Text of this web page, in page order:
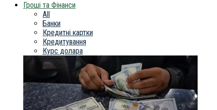
Гроші та Фінанси
All
Банки
Кредитні картки
Кредитування
Курс долара